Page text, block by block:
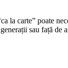
carte” poate
sau față de